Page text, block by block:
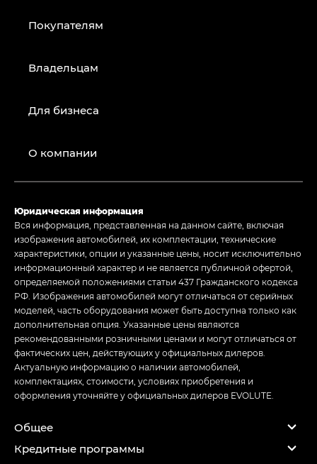
Покупателям
Владельцам
Для бизнеса
О компании
Юридическая информация
Вся информация, представленная на данном сайте, включая
изображения автомобилей, их комплектации, технические
характеристики, опции и указанные цены, носит исключительно
информационный характер и не является публичной офертой,
определяемой положениями статьи 437 Гражданского кодекса
РФ. Изображения автомобилей могут отличаться от серийных
моделей, часть оборудования может быть доступна только как
дополнительная опция. Указанные цены являются
рекомендованными розничными ценами и могут отличаться от
фактических цен, действующих у официальных дилеров.
Актуальную информацию о наличии автомобилей,
комплектациях, стоимости, условиях приобретения и
оформления уточняйте у официальных дилеров EVOLUTE.
Общее
Кредитные программы